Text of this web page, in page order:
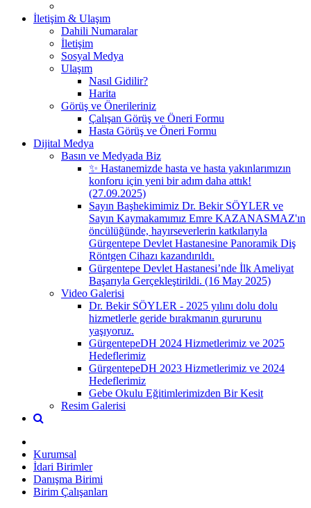
İletişim & Ulaşım
Dahili Numaralar
İletişim
Sosyal Medya
Ulaşım
Nasıl Gidilir?
Harita
Görüş ve Önerileriniz
Çalışan Görüş ve Öneri Formu
Hasta Görüş ve Öneri Formu
Dijital Medya
Basın ve Medyada Biz
✨ Hastanemizde hasta ve hasta yakınlarımızın
konforu için yeni bir adım daha attık!
(27.09.2025)
Sayın Başhekimimiz Dr. Bekir SÖYLER ve
Sayın Kaymakamımız Emre KAZANASMAZ'ın
öncülüğünde, hayırseverlerin katkılarıyla
Gürgentepe Devlet Hastanesine Panoramik Diş
Röntgen Cihazı kazandırıldı.
Gürgentepe Devlet Hastanesi’nde İlk Ameliyat
Başarıyla Gerçekleştirildi. (16 May 2025)
Video Galerisi
Dr. Bekir SÖYLER - 2025 yılını dolu dolu
hizmetlerle geride bırakmanın gururunu
yaşıyoruz.
GürgentepeDH 2024 Hizmetlerimiz ve 2025
Hedeflerimiz
GürgentepeDH 2023 Hizmetlerimiz ve 2024
Hedeflerimiz
Gebe Okulu Eğitimlerimizden Bir Kesit
Resim Galerisi
Kurumsal
İdari Birimler
Danışma Birimi
Birim Çalışanları